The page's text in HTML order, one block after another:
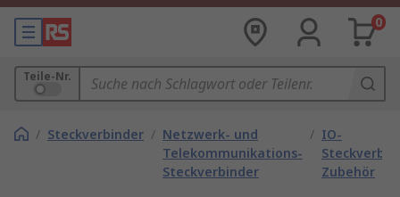
0
Teile-Nr.
/ Steckverbinder / Netzwerk- und
Telekommunikations-
Steckverbinder
/ IO-
Zubehör